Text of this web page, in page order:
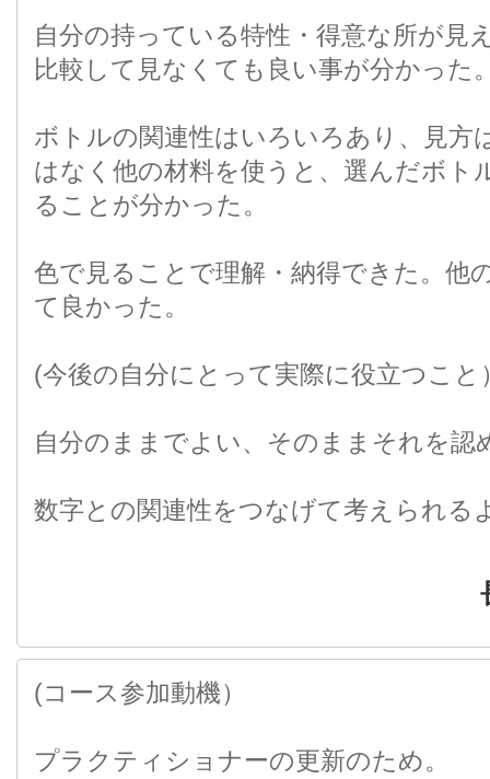
自分の持っている特性・得意な所が見
比較して見なくても良い事が分かった
ボトルの関連性はいろいろあり、見方
はなく他の材料を使うと、選んだボト
ることが分かった。
色で見ることで理解・納得できた。他
て良かった。
(今後の自分にとって実際に役立つこと
自分のままでよい、そのままそれを認
数字との関連性をつなげて考えられる
(コース参加動機）
プラクティショナーの更新のため。